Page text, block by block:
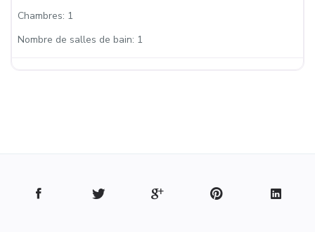
Chambres: 1
Nombre de salles de bain: 1